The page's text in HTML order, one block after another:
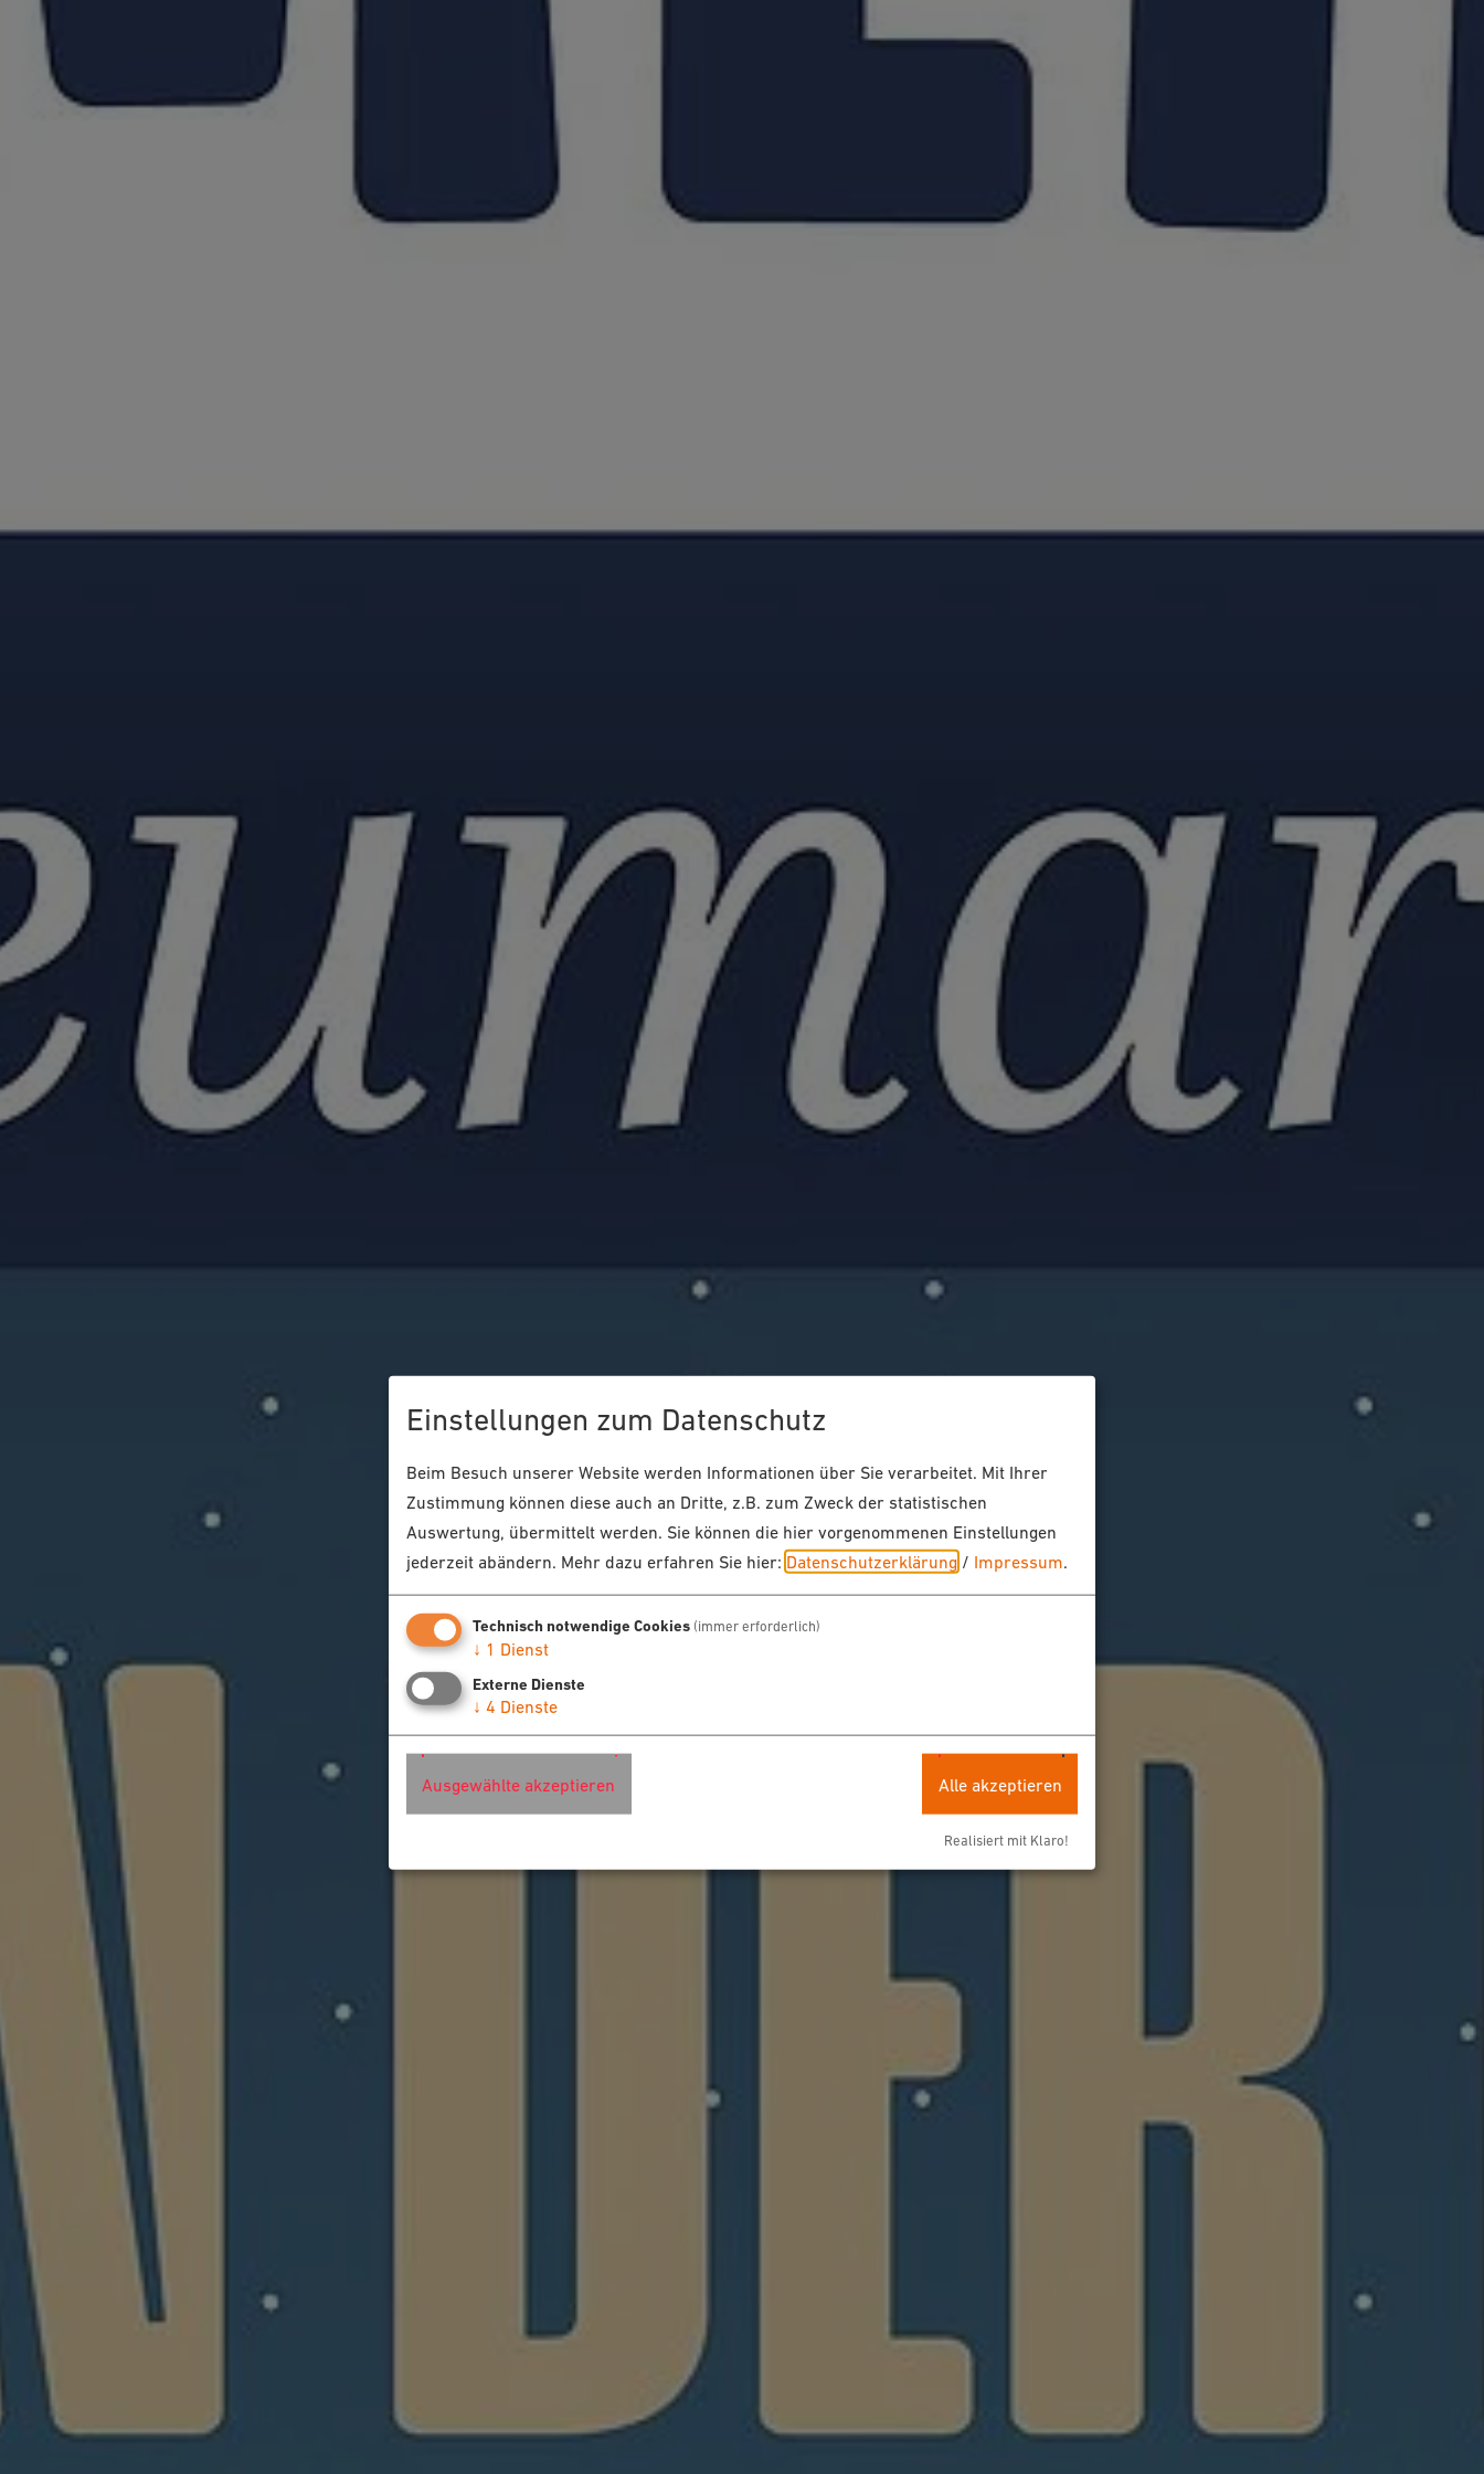
Einstellungen zum Datenschutz
Beim Besuch unserer Website werden Informationen über Sie verarbeitet. Mit Ihrer
Zustimmung können diese auch an Dritte, z.B. zum Zweck der statistischen
Auswertung, übermittelt werden. Sie können die hier vorgenommenen Einstellungen
jederzeit abändern. Mehr dazu erfahren Sie hier: Datenschutzerklärung / Impressum.
Technisch notwendige Cookies (immer erforderlich)
↓ 1 Dienst
Externe Dienste
↓ 4 Dienste
Ausgewählte akzeptieren Alle akzeptieren
Realisiert mit Klaro!